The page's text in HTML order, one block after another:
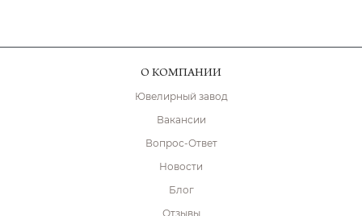
О КОМПАНИИ
Ювелирный завод
Вакансии
Вопрос-Ответ
Новости
Блог
Отзывы